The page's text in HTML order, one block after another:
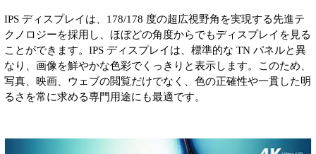
IPS ディスプレイは、178/178 度の超広視野角を実現する先進テ
クノロジーを採用し、ほぼどの角度からでもディスプレイを見る
ことができます。IPS ディスプレイは、標準的な TN パネルと異
なり、画像を鮮やかな色彩でくっきりと表示します。このため、
写真、映画、ウェブの閲覧だけでなく、色の正確性や一貫した明
るさを常に求める専門用途にも最適です。